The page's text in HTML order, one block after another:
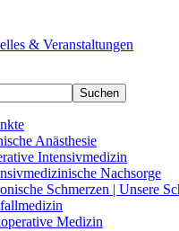
& Veranstaltungen
Suchen
Anästhesie
Intensivmedizin
Nachsorge
Schmerzen | Unsere
Medizin